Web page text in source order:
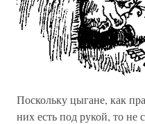
Поскольку цыгане, как
них есть под рукой, то не